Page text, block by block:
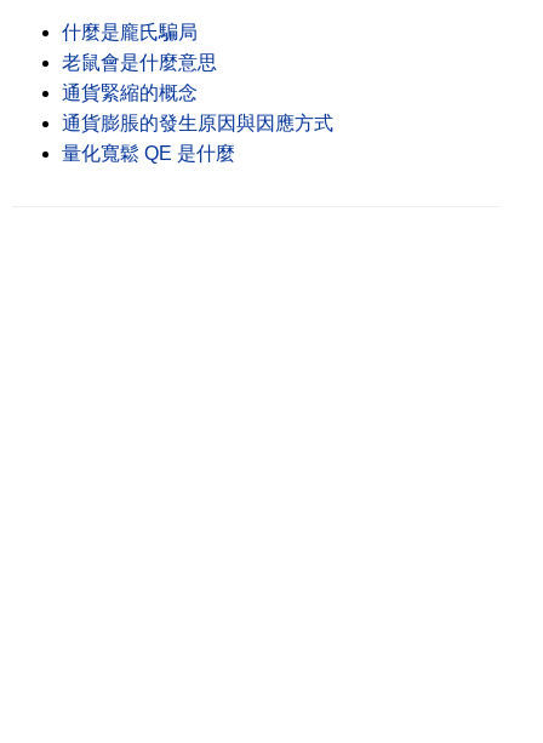
什麼是龐氏騙局
老鼠會是什麼意思
通貨緊縮的概念
通貨膨脹的發生原因與因應方式
量化寬鬆 QE 是什麼